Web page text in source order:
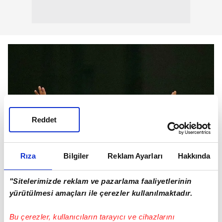
Rıza Bilgiler Reklam Ayarları Hakkında
"Sitelerimizde reklam ve pazarlama faaliyetlerinin
yürütülmesi amaçları ile çerezler kullanılmaktadır.
Bu çerezler, kullanıcıların tarayıcı ve cihazlarını
Reddet
Becao'yu yakından tanıyalım;
Becao, 19 Ocak 1996 tarihinde Brezilya